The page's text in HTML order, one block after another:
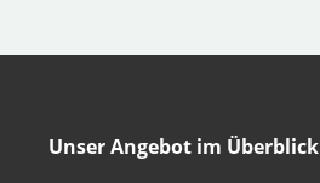
Unser Angebot im Überblick